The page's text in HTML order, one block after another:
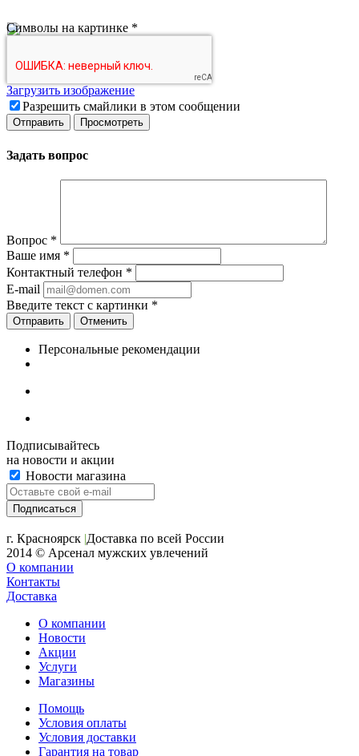
Символы на картинке *
Загрузить изображение
Разрешить смайлики в этом сообщении
Задать вопрос
Вопрос *
Ваше имя *
Контактный телефон *
E-mail
Введите текст с картинки *
Отменить
Персональные рекомендации
Подписывайтесь
на новости и акции
Новости магазина
г. Красноярск |Доставка по всей России
2014 © Арсенал мужских увлечений
О компании
Контакты
Доставка
О компании
Новости
Акции
Услуги
Магазины
Помощь
Условия оплаты
Условия доставки
Гарантия на товар